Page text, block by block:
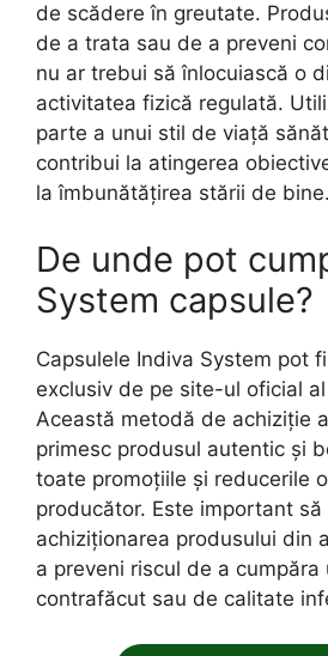
de scădere în greutate.
de a trata sau de a preveni
nu ar trebui să înlocuiască o
activitatea fizică regulată.
parte a unui stil de viață
contribui la atingerea
la îmbunătățirea stării de bine.
De unde pot
System capsule?
Capsulele Indiva System pot
exclusiv de pe site-ul oficial
Această metodă de achiziție
primesc produsul autentic și
toate promoțiile și reducerile
producător. Este important să
achiziționarea produsului din
a preveni riscul de a cumpăra
contrafăcut sau de calitate